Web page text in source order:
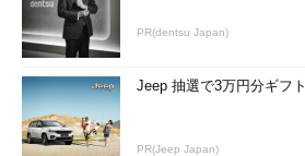
PR(dentsu Japan)
Jeep 抽選で3万円分ギフ
PR(Jeep Japan)